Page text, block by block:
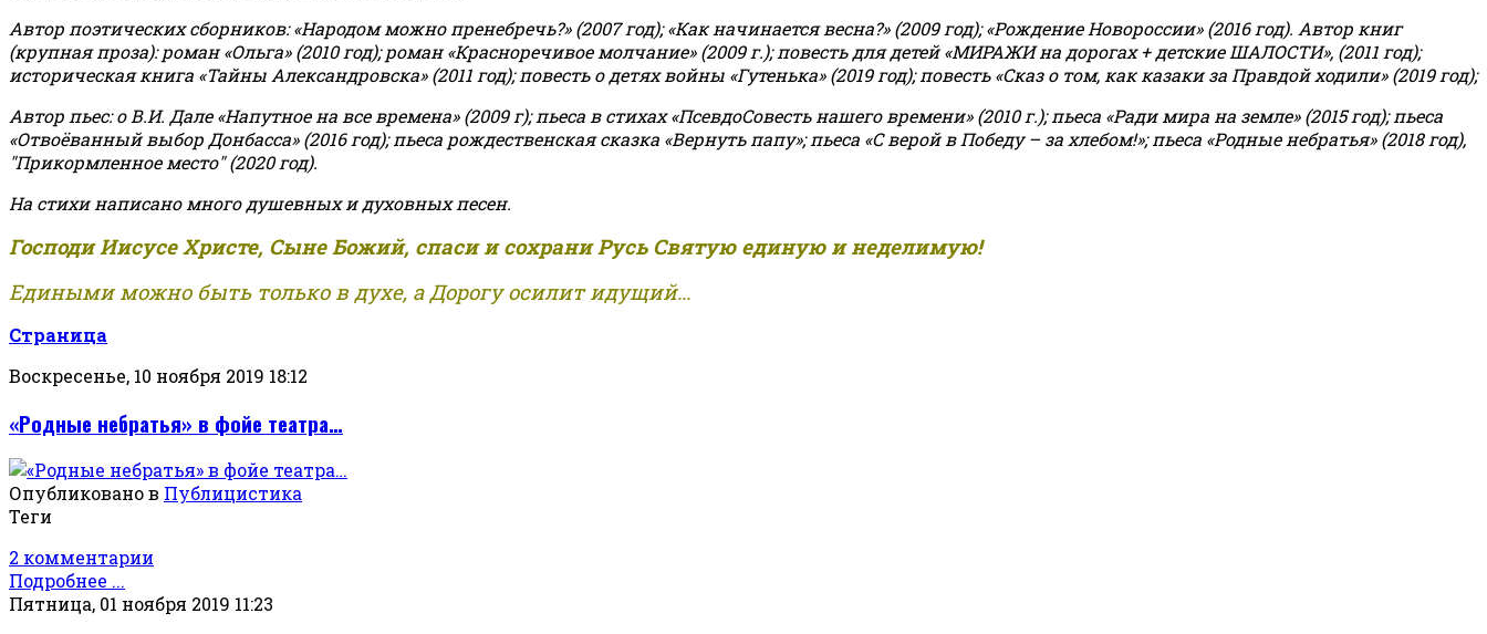
Автор поэтических сборников: «Народом можно пренебречь?» (2007 год); «Как начинается весна?» (2009 год); «Рождение Новороссии» (2016 год). Автор книг
(крупная проза): роман «Ольга» (2010 год); роман «Красноречивое молчание» (2009 г.); повесть для детей «МИРАЖИ на дорогах + детские ШАЛОСТИ», (2011 год);
историческая книга «Тайны Александровска» (2011 год); повесть о детях войны «Гутенька» (2019 год); повесть «Сказ о том, как казаки за Правдой ходили» (2019 год);
Автор пьес: о В.И. Дале «Напутное на все времена» (2009 г); пьеса в стихах «ПсевдоСовесть нашего времени» (2010 г.); пьеса «Ради мира на земле» (2015 год); пьеса
«Отвоёванный выбор Донбасса» (2016 год); пьеса рождественская сказка «Вернуть папу»; пьеса «С верой в Победу – за хлебом!»;пьеса «Родные небратья» (2018 год),
"Прикормленное место" (2020 год).
На стихи написано много душевных и духовных песен.
Господи Иисусе Христе, Сыне Божий, спаси и сохрани Русь Святую единую и неделимую!
Едиными можно быть только в духе, а Дорогу осилит идущий...
Страница
Воскресенье, 10 ноября 2019 18:12
«Родные небратья» в фойе театра…
Опубликовано в Публицистика
Теги
2 комментарии
Подробнее ...
Пятница, 01 ноября 2019 11:23